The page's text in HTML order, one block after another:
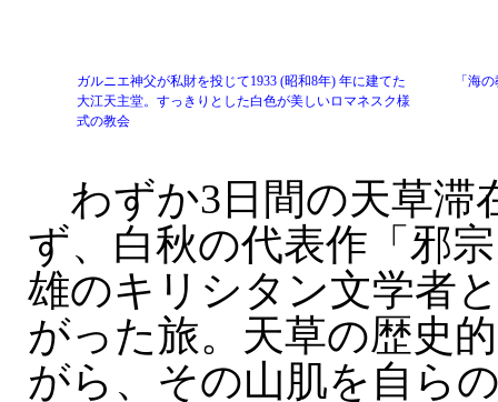
ガルニエ神父が私財を投じて1933 (昭和8年) 年に建てた
大江天主堂。すっきりとした白色が美しいロマネスク様
式の教会
「海
わずか3日間の天草滞
ず、白秋の代表作「邪
雄のキリシタン文学者
がった旅。天草の歴史
がら、その山肌を自ら